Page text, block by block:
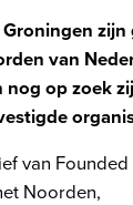
zijn
van
op zoek
van Founded
Noorden,